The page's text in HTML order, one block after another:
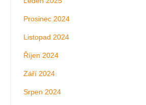
Prosinec 2024
Listopad 2024
Říjen 2024
Září 2024
Srpen 2024